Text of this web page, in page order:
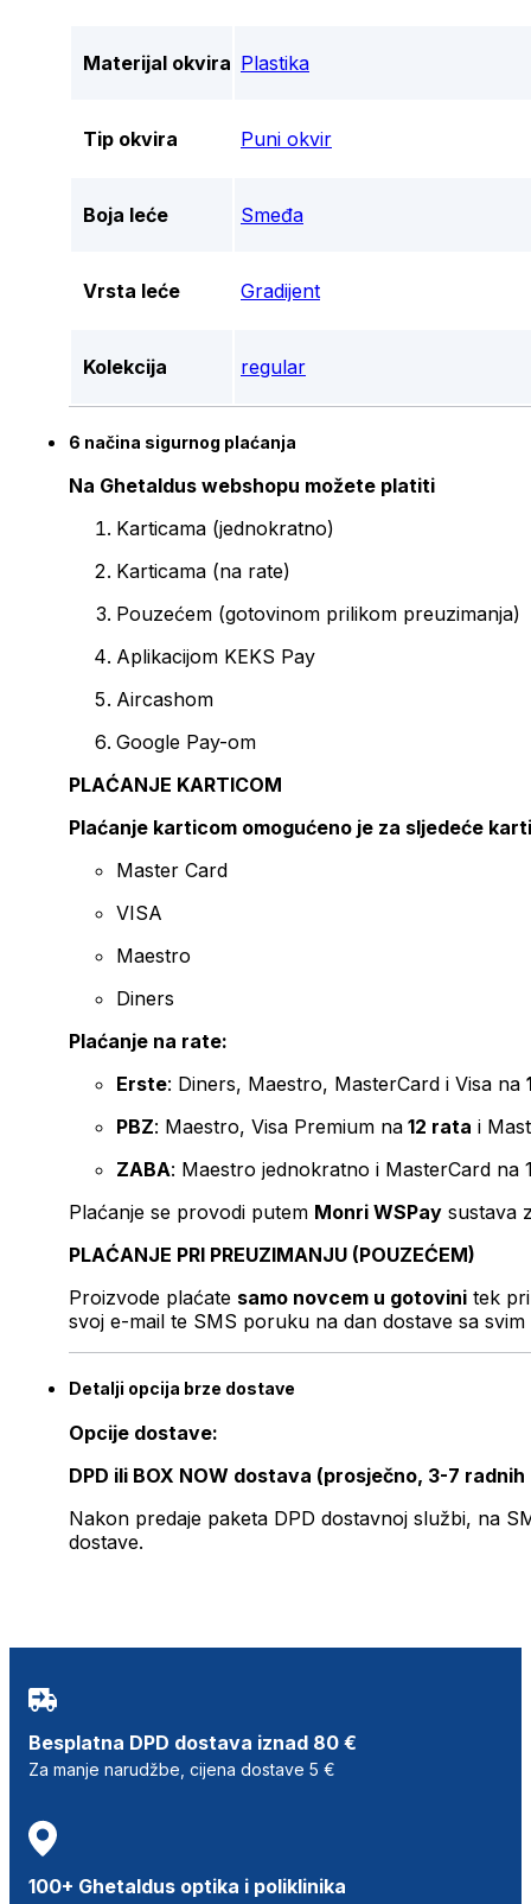
Materijal okvira Plastika
Tip okvira Puni okvir
Boja leće Smeđa
Vrsta leće Gradijent
Kolekcija regular
6 načina sigurnog plaćanja
Na Ghetaldus webshopu možete platiti
Karticama (jednokratno)
Karticama (na rate)
Pouzećem (gotovinom prilikom preuzimanja)
Aplikacijom KEKS Pay
Aircashom
Google Pay-om
PLAĆANJE KARTICOM
Plaćanje karticom omogućeno je za sljedeće
Master Card
VISA
Maestro
Diners
Plaćanje na rate:
Erste: Diners, Maestro, MasterCard i Visa na
PBZ: Maestro, Visa Premium na 12 rata i
ZABA: Maestro jednokratno i MasterCard na
Plaćanje se provodi putem Monri WSPay sustava
PLAĆANJE PRI PREUZIMANJU (POUZEĆEM)
Proizvode plaćate samo novcem u gotovini tek
svoj e-mail te SMS poruku na dan dostave sa svim
Detalji opcija brze dostave
Opcije dostave:
DPD ili BOX NOW dostava (prosječno, 3-7 radnih
Nakon predaje paketa DPD dostavnoj službi, na
dostave.
Besplatna DPD dostava iznad 80 €
Za manje narudžbe, cijena dostave 5 €
100+ Ghetaldus optika i poliklinika